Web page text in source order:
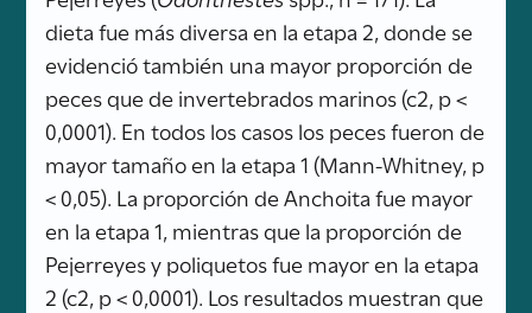
dieta fue más diversa en la etapa 2, donde se
evidenció también una mayor proporción de
peces que de invertebrados marinos (c2, p <
0,0001). En todos los casos los peces fueron de
mayor tamaño en la etapa 1 (Mann-Whitney, p
< 0,05). La proporción de Anchoita fue mayor
en la etapa 1, mientras que la proporción de
Pejerreyes y poliquetos fue mayor en la etapa
2 (c2, p < 0,0001). Los resultados muestran que